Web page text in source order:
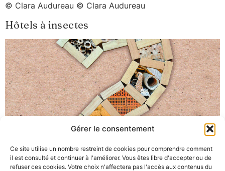
Gérer le consentement
Ce site utilise un nombre restreint de cookies pour comprendre comment
il est consulté et continuer à l'améliorer. Vous êtes libre d'accepter ou de
refuser ces cookies. Votre choix n'affectera pas l'accès aux contenus du
© Clara Audureau © Clara Audureau
Hôtels à insectes